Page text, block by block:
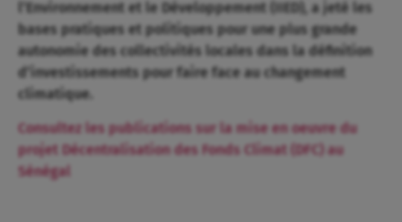
l’Environnement et le Développement (IIED), a jeté les
bases pratiques et politiques pour une plus grande
autonomie des collectivités locales dans la définition
d’investissements pour faire face au changement
climatique.
Consultez les publications sur la mise en oeuvre du
projet Décentralisation des Fonds Climat (DFC) au
Sénégal